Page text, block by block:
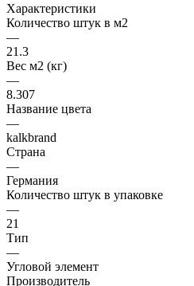
Характеристики
Количество штук в м2
—
21.3
Вес м2 (кг)
—
8.307
Название цвета
—
kalkbrand
Страна
—
Германия
Количество штук в упаковке
—
21
Тип
—
Угловой элемент
Производитель